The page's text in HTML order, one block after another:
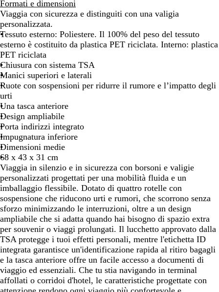
e
r
o
l
u
n
a
v
y
E
R
D
E
P
I
N
O
Formati e dimensioni
Viaggia con sicurezza e distinguiti con una valigia
personalizzata.
Tessuto esterno: Poliestere. Il 100% del peso del tessuto
esterno è costituito da plastica PET riciclata. Interno: plastica
PET riciclata
Chiusura con sistema TSA
Manici superiori e laterali
Ruote con sospensioni per ridurre il rumore e l’impatto degli
urti
Una tasca anteriore
Design ampliabile
Porta indirizzi integrato
Impugnatura inferiore
Dimensioni medie
68 x 43 x 31 cm
Viaggia in silenzio e in sicurezza con borsoni e valigie
personalizzati progettati per una mobilità fluida e un
imballaggio flessibile. Dotato di quattro rotelle con
sospensione che riducono urti e rumori, che scorrono senza
sforzo minimizzando le interruzioni, oltre a un design
ampliabile che si adatta quando hai bisogno di spazio extra
per souvenir o viaggi prolungati. Il lucchetto approvato dalla
TSA protegge i tuoi effetti personali, mentre l'etichetta ID
integrata garantisce un'identificazione rapida al ritiro bagagli
e la tasca anteriore offre un facile accesso a documenti di
viaggio ed essenziali. Che tu stia navigando in terminal
affollati o corridoi d'hotel, le caratteristiche progettate con